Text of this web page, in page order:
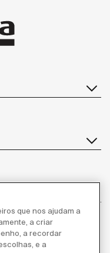
que nos ajudam a
a criar
a recordar
e a